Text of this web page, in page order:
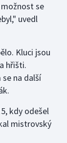
se
uvedl
Kluci jsou
hřišti.
na další
kdy odešel
mistrovský